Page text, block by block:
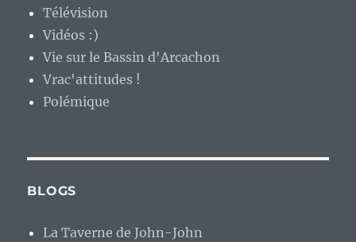
Télévision
Vidéos :)
Vie sur le Bassin d'Arcachon
Vrac'attitudes !
Polémique
BLOGS
La Taverne de John-John